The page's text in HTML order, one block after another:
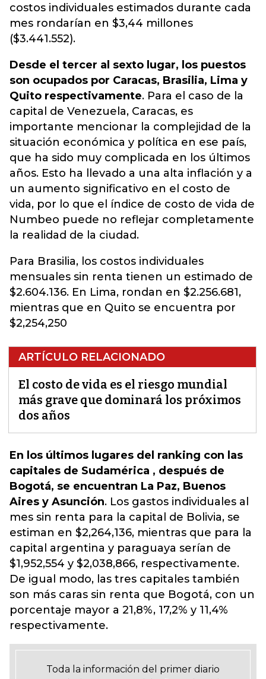
costos individuales estimados durante cada
mes rondarían en $3,44 millones
($3.441.552).
Desde el tercer al sexto lugar, los puestos
son ocupados por Caracas, Brasilia, Lima y
Quito respectivamente. Para el caso de la
capital de Venezuela, Caracas, es
importante mencionar la complejidad de la
situación económica y política en ese país,
que ha sido muy complicada en los últimos
años. Esto ha llevado a una alta inflación y a
un aumento significativo en el costo de
vida, por lo que el índice de costo de vida de
Numbeo puede no reflejar completamente
la realidad de la ciudad.
Para Brasilia, los costos individuales
mensuales sin renta tienen un estimado de
$2.604.136. En Lima, rondan en $2.256.681,
mientras que en Quito se encuentra por
$2,254,250
ARTÍCULO RELACIONADO
El costo de vida es el riesgo mundial
más grave que dominará los próximos
dos años
En los últimos lugares del ranking con las
capitales de Sudamérica , después de
Bogotá, se encuentran La Paz, Buenos
Aires y Asunción. Los gastos individuales al
mes sin renta para la capital de Bolivia, se
estiman en $2,264,136, mientras que para la
capital argentina y paraguaya serían de
$1,952,554 y $2,038,866, respectivamente.
De igual modo, las tres capitales también
son más caras sin renta que Bogotá, con un
porcentaje mayor a 21,8%, 17,2% y 11,4%
respectivamente.
Toda la información del primer diario